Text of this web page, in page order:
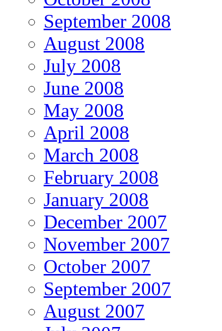
September 2008
August 2008
July 2008
June 2008
May 2008
April 2008
March 2008
February 2008
January 2008
December 2007
November 2007
October 2007
September 2007
August 2007